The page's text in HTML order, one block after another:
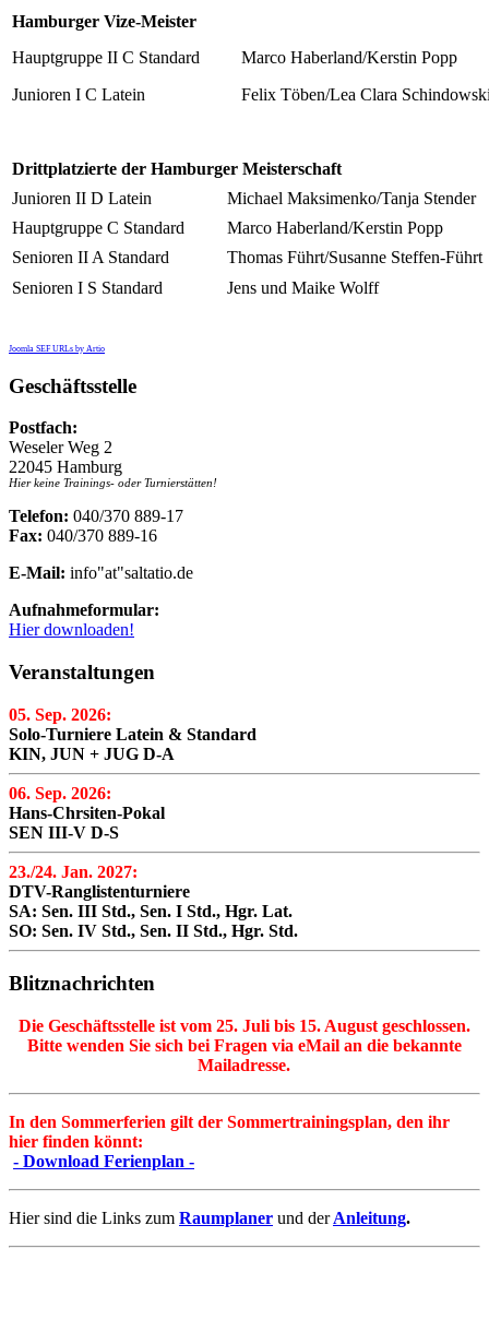
Hamburger Vize-Meister
Hauptgruppe II C Standard
Marco Haberland/Kerstin Popp
Junioren I C Latein
Felix Töben/Lea Clara
Drittplatzierte der Hamburger Meisterschaft
Junioren II D Latein
Michael Maksimenko/Tanja Stender
Hauptgruppe C Standard
Marco Haberland/Kerstin Popp
Senioren II A Standard
Thomas Führt/Susanne Steffen-Führt
Senioren I S Standard
Jens und Maike Wolff
Joomla SEF URLs by Artio
Geschäftsstelle
Postfach:
Weseler Weg 2
22045 Hamburg
Hier keine Trainings- oder Turnierstätten!
Telefon: 040/370 889-17
Fax: 040/370 889-16
E-Mail: info"at"saltatio.de
Aufnahmeformular:
Hier downloaden!
Veranstaltungen
05. Sep. 2026:
Solo-Turniere Latein & Standard
KIN, JUN + JUG D-A
06. Sep. 2026:
Hans-Chrsiten-Pokal
SEN III-V D-S
23./24. Jan. 2027:
DTV-Ranglistenturniere
SA: Sen. III Std., Sen. I Std., Hgr. Lat.
SO: Sen. IV Std., Sen. II Std., Hgr. Std.
Blitznachrichten
Die Geschäftsstelle ist vom 25. Juli bis 15. August geschlossen.
Bitte wenden Sie sich bei Fragen via eMail an die bekannte
Mailadresse.
In den Sommerferien gilt der Sommertrainingsplan, den ihr
hier finden könnt:
- Download Ferienplan -
Hier sind die Links zum Raumplaner und der Anleitung.